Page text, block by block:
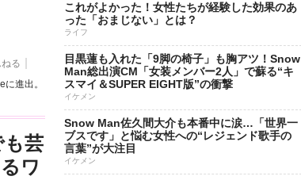
る
進出。
も芸
ワ
これがよかった！女性たちが経験した効果のあ
った「おまじない」とは？
ライフ
目黒蓮も入れた「9脚の椅子」も胸アツ！Snow
Man総出演CM「女装メンバー2人」で蘇る“キ
スマイ＆SUPER EIGHT版”の衝撃
イケメン
Snow Man佐久間大介も本番中に涙…「世界一
ブスです」と悩む女性への“レジェンド歌手の
言葉”が大注目
イケメン